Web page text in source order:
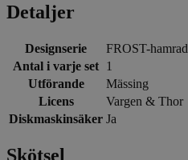
Detaljer
Designserie
FROST-hamrad
Antal i varje set 1
Utförande
Mässing
Licens
Vargen & Thor
Diskmaskinsäker Ja
Skötsel